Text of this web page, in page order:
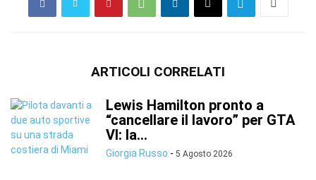
ARTICOLI CORRELATI
Lewis Hamilton pronto a
“cancellare il lavoro” per GTA
VI: la...
Giorgia Russo - 5 Agosto 2026